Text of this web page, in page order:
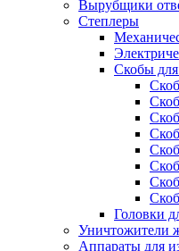
Вырубщики
Степлеры
Скобы для
Головки
Уничтожители
Аппараты для